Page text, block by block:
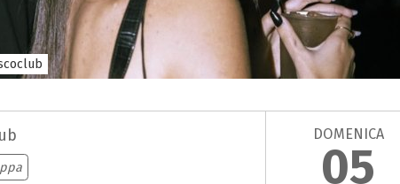
DOMENICA
05